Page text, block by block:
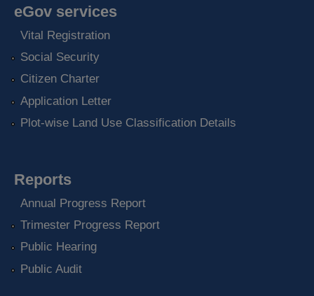
eGov services
Vital Registration
Social Security
Citizen Charter
Application Letter
Plot-wise Land Use Classification Details
Reports
Annual Progress Report
Trimester Progress Report
Public Hearing
Public Audit